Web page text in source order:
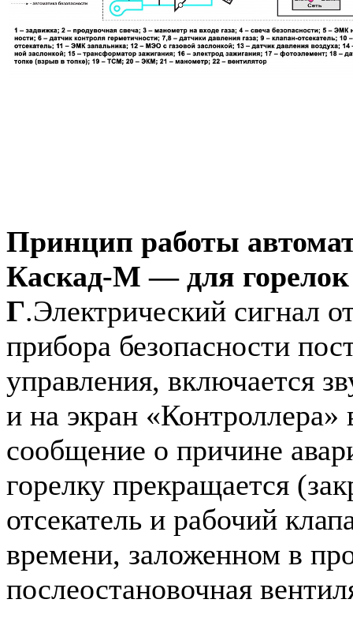
Принцип работы
Каскад-М — для
Г.Электрический сигнал
прибора безопасности
управления, включается
и на экран «Контроллера»
сообщение о причине
горелку прекращается
отсекатель и рабочий
времени, заложенном в
послеостановочная